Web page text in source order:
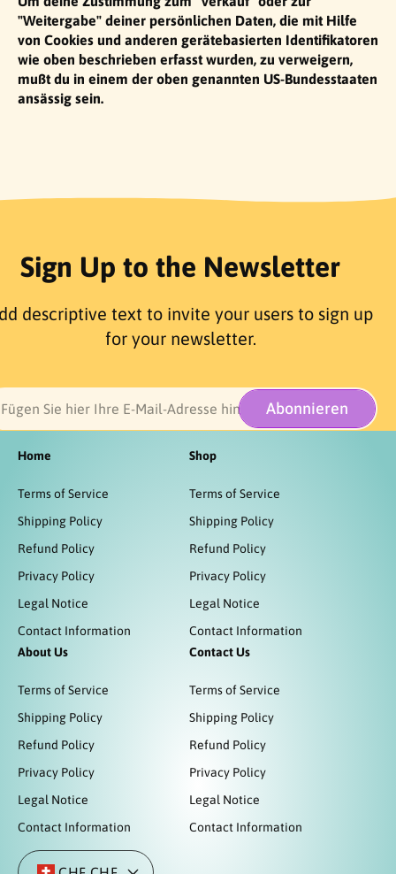
"Weitergabe" deiner persönlichen Daten, die mit Hilfe
von Cookies und anderen gerätebasierten Identifikatoren
wie oben beschrieben erfasst wurden, zu verweigern,
mußt du in einem der oben genannten US-Bundesstaaten
ansässig sein.
Sign Up to the Newsletter
descriptive text to invite your users to sign up
for your newsletter.
Fügen Sie hier Ihre E-Mail-Adresse hinzu Abonnieren
Home
Terms of Service
Shipping Policy
Refund Policy
Privacy Policy
Legal Notice
Contact Information
Shop
Terms of Service
Shipping Policy
Refund Policy
Privacy Policy
Legal Notice
Contact Information
About Us
Terms of Service
Shipping Policy
Refund Policy
Privacy Policy
Legal Notice
Contact Information
Contact Us
Terms of Service
Shipping Policy
Refund Policy
Privacy Policy
Legal Notice
Contact Information